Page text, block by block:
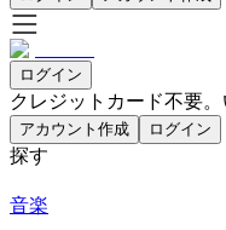
ログイン
クレジットカード不要。
アカウント作成 ログイン
探す
音楽